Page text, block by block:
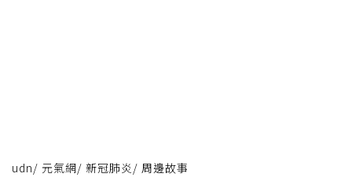
udn/ 元氣網/ 新冠肺炎 / 周邊故事